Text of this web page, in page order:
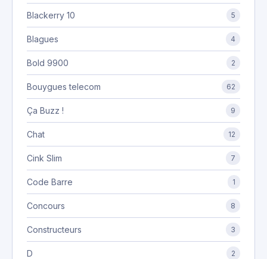
Blackerry 10 5
Blagues 4
Bold 9900 2
Bouygues telecom 62
Ça Buzz ! 9
Chat 12
Cink Slim 7
Code Barre 1
Concours 8
Constructeurs 3
D 2